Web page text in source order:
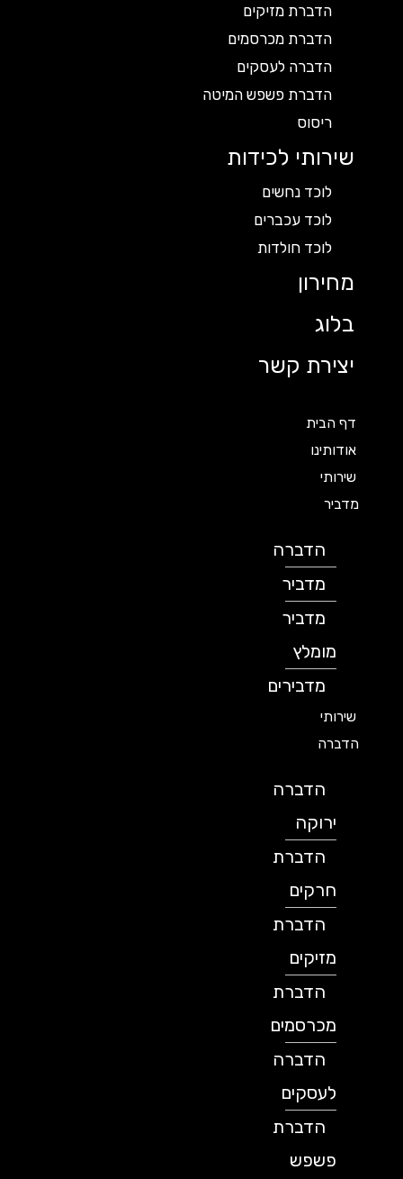
הדברת מזיקים
הדברת מכרסמים
הדברה לעסקים
הדברת פשפש המיטה
ריסוס
שירותי לכידות
לוכד נחשים
לוכד עכברים
לוכד חולדות
מחירון
בלוג
יצירת קשר
דף הבית
אודותינו
שירותי
מדביר
הדברה
מדביר
מדביר
מומלץ
מדבירים
שירותי
הדברה
הדברה
ירוקה
הדברת
חרקים
הדברת
מזיקים
הדברת
מכרסמים
הדברה
לעסקים
הדברת
פשפש